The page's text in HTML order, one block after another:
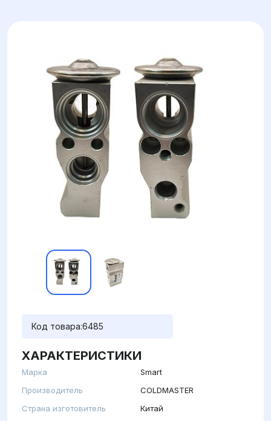
Код товара:6485
ХАРАКТЕРИСТИКИ
Марка
Smart
Производитель
COLDMASTER
Страна изготовитель
Китай